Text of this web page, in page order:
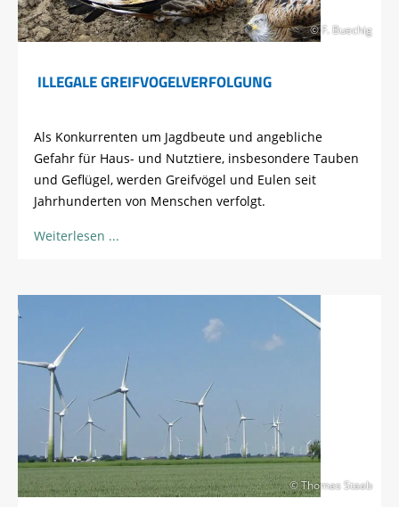
© F. Buechig
ILLEGALE GREIFVOGELVERFOLGUNG
Als Konkurrenten um Jagdbeute und angebliche
Gefahr für Haus- und Nutztiere, insbesondere Tauben
und Geflügel, werden Greifvögel und Eulen seit
Jahrhunderten von Menschen verfolgt.
Weiterlesen
© Thomas Staab